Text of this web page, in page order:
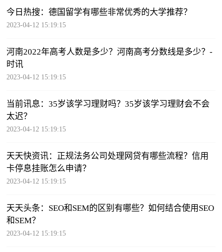
今日热搜：德国留学有哪些非常优秀的大学推荐？
2023-04-12 15:19:15
河南2022年高考人数是多少？河南高考分数线是多少？-
时讯
2023-04-12 15:19:15
当前讯息：35岁该学习理财吗？35岁该学习理财会不会
太迟？
2023-04-12 15:19:15
天天快资讯：正规法务公司处理网贷有哪些流程？信用
卡停息挂账怎么申请？
2023-04-12 15:19:15
天天头条：SEO和SEM的区别有哪些？如何结合使用SEO
和SEM？
2023-04-12 15:19:15